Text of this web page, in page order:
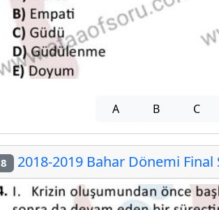
A B C
8 2018-2019 Bahar Dönemi Final